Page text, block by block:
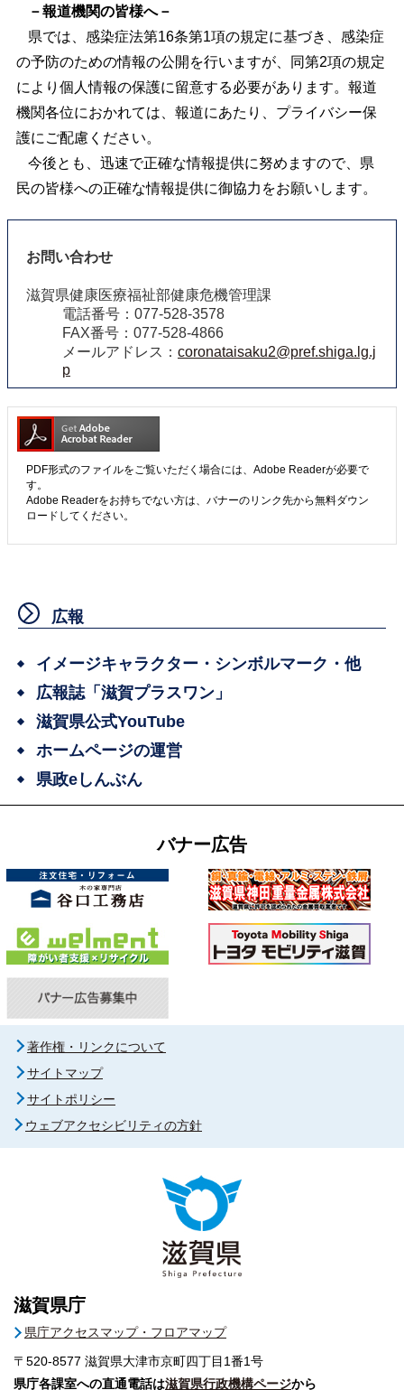
－報道機関の皆様へ－
県では、感染症法第16条第1項の規定に基づき、感染症
の予防のための情報の公開を行いますが、同第2項の規定
により個人情報の保護に留意する必要があります。報道
機関各位におかれては、報道にあたり、プライバシー保
護にご配慮ください。
今後とも、迅速で正確な情報提供に努めますので、県
民の皆様への正確な情報提供に御協力をお願いします。
お問い合わせ
滋賀県健康医療福祉部健康危機管理課
電話番号：077-528-3578
FAX番号：077-528-4866
メールアドレス： coronataisaku2@pref.shiga.lg.j
p
PDF形式のファイルをご覧いただく場合には、Adobe Readerが必要で
す。
Adobe Readerをお持ちでない方は、バナーのリンク先から無料ダウン
ロードしてください。
広報
イメージキャラクター・シンボルマーク・他
広報誌「滋賀プラスワン」
滋賀県公式YouTube
ホームページの運営
県政eしんぶん
バナー広告
著作権・リンクについて
サイトマップ
サイトポリシー
ウェブアクセシビリティの方針
滋賀県庁
県庁アクセスマップ・フロアマップ
〒520-8577 滋賀県大津市京町四丁目1番1号
県庁各課室への直通電話は滋賀県行政機構ページから